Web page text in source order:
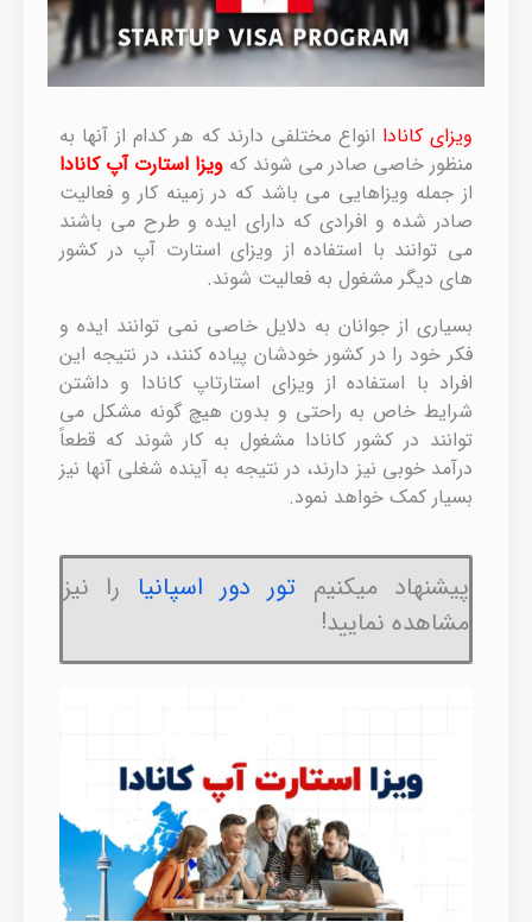
ویزای کانادا انواع مختلفی دارند که هر کدام از آنها به
منظور خاصی صادر می شوند که ویزا استارت آپ کانادا
از جمله ویزاهایی می باشد که در زمینه کار و فعالیت
صادر شده و افرادی که دارای ایده و طرح می باشند
می توانند با استفاده از ویزای استارت آپ در کشور
های دیگر مشغول به فعالیت شوند.
بسیاری از جوانان به دلایل خاصی نمی توانند ایده و
فکر خود را در کشور خودشان پیاده کنند، در نتیجه این
افراد با استفاده از ویزای استارتاپ کانادا و داشتن
شرایط خاص به راحتی و بدون هیچ گونه مشکل می
توانند در کشور کانادا مشغول به کار شوند که قطعاً
درآمد خوبی نیز دارند، در نتیجه به آینده شغلی آنها نیز
بسیار کمک خواهد نمود.
پیشنهاد میکنیم تور دور اسپانیا را نیز
مشاهده نمایید!